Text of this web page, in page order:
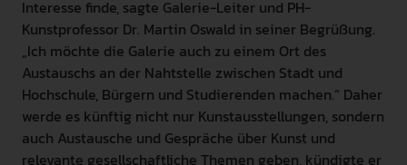
Interesse finde, sagte Galerie-Leiter und PH-
Kunstprofessor Dr. Martin Oswald in seiner Begrüßung.
„Ich möchte die Galerie auch zu einem Ort des
Austauschs an der Nahtstelle zwischen Stadt und
Hochschule, Bürgern und Studierenden machen.“ Daher
werde es künftig nicht nur Kunstausstellungen, sondern
auch Austausche und Gespräche über Kunst und
relevante gesellschaftliche Themen geben, kündigte er